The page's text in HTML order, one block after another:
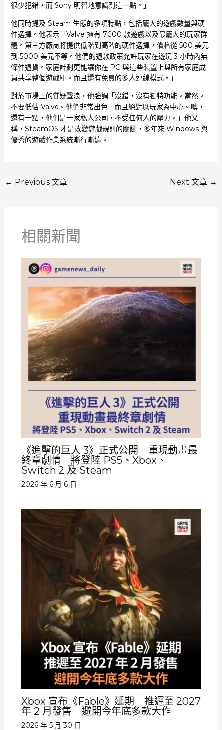
很少犯錯，而 Sony 明智地意識到這一點。」
他同時提及 Steam 生態的多項特點，包括龐大的遊戲數量與硬
件選擇。他表示「Valve 擁有 7000 款遊戲以及最龐大的玩家群
體。第三方廠商將提供低階到高階的硬件選擇，價格從 500 美元
到 5000 美元不等。他們的退款政策允許玩家在遊玩 3 小時內無
條件退貨。家庭計劃更能讓你在 PC 與這些裝置上與所有家庭成
員共享整個遊戲庫。而且還有免費的多人連線模式。」
對於市場上的質疑聲浪，他強調「沒錯，沒有獨特功能。當然。
不要低估 Valve。他們非常出色，而且絕對以玩家為中心。噢，
還有一點，他們是一家私人公司，不受任何人的壓力。」他又
稱，SteamOS 才是改變遊戲規則的關鍵，多年來 Windows 與
優秀的遊戲作業系統漸行漸遠。
← Previous 文章 Next 文章 →
相關新聞
《進擊的巨人 3》正式公開 重現動畫最
終章劇情 將登陸 PS5、Xbox、
Switch 2 及 Steam
2026 年 6 月 6 日
Xbox 宣布《Fable》延期 推遲至 2027
年 2 月發售 避開今年底多款大作
2026 年 5 月 30 日